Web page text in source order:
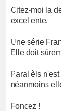
Citez-moi la
excellente.
Une série
Elle doit
Parallèls
néanmoins
Foncez !